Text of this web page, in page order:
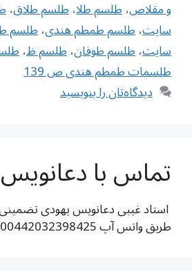
و مقلاص،طلسم طلا،طلسم طلاق،
سایت،طلسم طمطم هندی،طلسم
سایت،طلسم طوفان،طلسم ظ،
طلسمات طمطم هندی ص 139
دیدگاه‌تان را بنویسید
تماس با دعانویس
استاد غیبی دعانویس یهودی
طریق واتس آپ 00442032398425